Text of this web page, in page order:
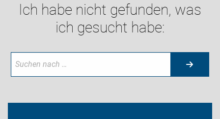
Ich habe nicht gefunden, was
ich gesucht habe: